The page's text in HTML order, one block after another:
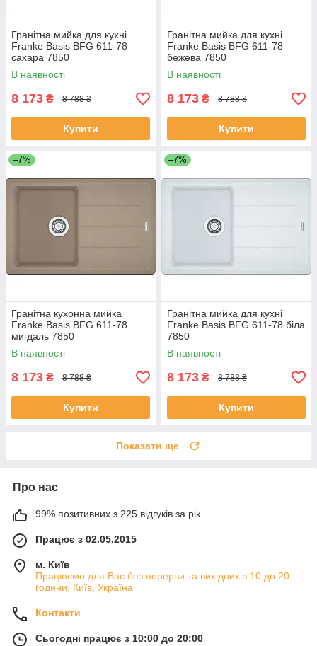
Гранітна мийка для кухні
Franke Basis BFG 611-78
сахара 7850
В наявності
8 173 ₴ 8 788 ₴
Купити
Гранітна мийка для кухні
Franke Basis BFG 611-78
бежева 7850
В наявності
8 173 ₴ 8 788 ₴
Купити
–7%
Гранітна кухонна мийка
Franke Basis BFG 611-78
мигдаль 7850
В наявності
8 173 ₴ 8 788 ₴
Купити
–7%
Гранітна мийка для кухні
Franke Basis BFG 611-78 біла
7850
В наявності
8 173 ₴ 8 788 ₴
Купити
Показати ще
Про нас
99% позитивних з 225 відгуків за рік
Працює з 02.05.2015
м. Київ
Працюємо для Вас без перерви та вихідних з 10 до 20
години, Київ, Україна
Контакти
Сьогодні працює з 10:00 до 20:00